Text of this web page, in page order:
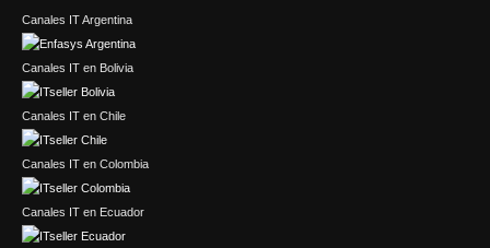
Canales IT Argentina
Canales IT en Bolivia
Canales IT en Chile
Canales IT en Colombia
Canales IT en Ecuador